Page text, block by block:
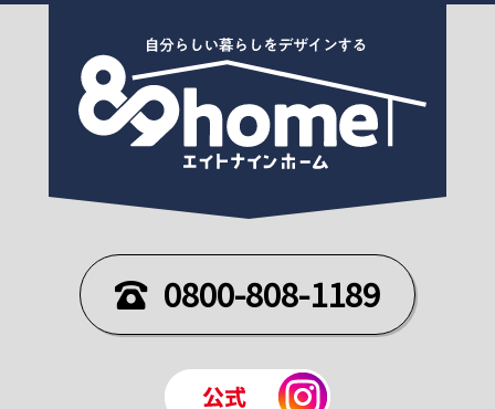
0800-808-1189